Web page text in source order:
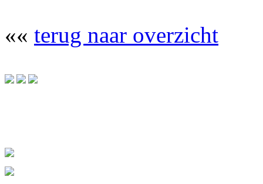
«« terug naar overzicht